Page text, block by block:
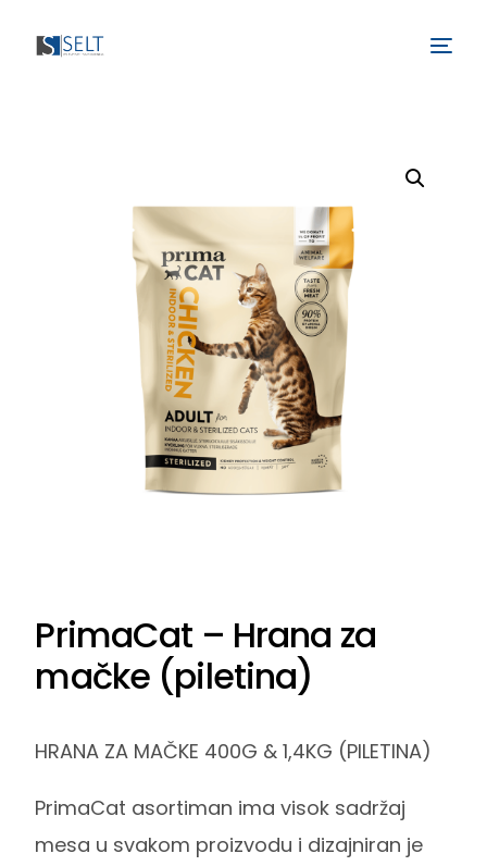
PrimaCat – Hrana za
mačke (piletina)
HRANA ZA MAČKE 400G & 1,4KG (PILETINA)
PrimaCat asortiman ima visok sadržaj
mesa u svakom proizvodu i dizajniran je